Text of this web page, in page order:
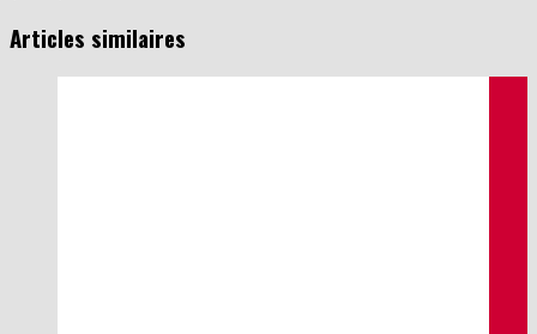
Articles similaires